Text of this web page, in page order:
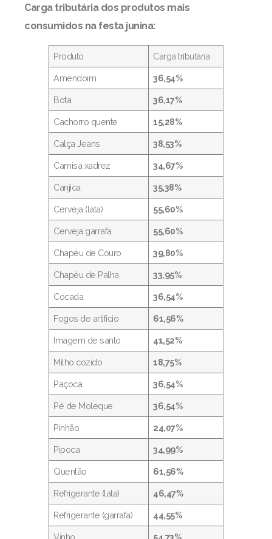
Carga tributária dos produtos mais
consumidos na festa junina:
Produto Carga tributária
Amendoim 36,54%
Bota 36,17%
Cachorro quente 15,28%
Calça Jeans 38,53%
Camisa xadrez 34,67%
Canjica 35,38%
Cerveja (lata) 55,60%
Cerveja garrafa 55,60%
Chapéu de Couro 39,80%
Chapéu de Palha 33,95%
Cocada 36,54%
Fogos de artifício 61,56%
Imagem de santo 41,52%
Milho cozido 18,75%
Paçoca 36,54%
Pé de Moleque 36,54%
Pinhão 24,07%
Pipoca 34,99%
Quentão 61,56%
Refrigerante (lata) 46,47%
Refrigerante (garrafa) 44,55%